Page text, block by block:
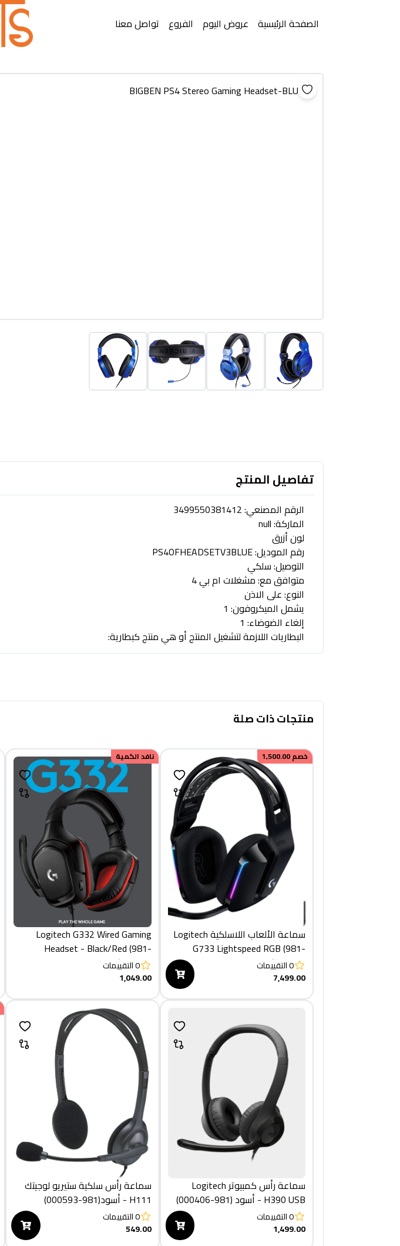
الصفحة الرئيسية عروض اليوم الفروع تواصل معنا
تفاصيل المنتج
الرقم المصنعي: 3499550381412
الماركة: null
لون أزرق
رقم الموديل: PS4OFHEADSETV3BLUE
التوصيل: سلكي
متوافق مع: مشغلات ام بي 4
النوع: على الاذن
يشمل الميكروفون: 1
إلغاء الضوضاء: 1
البطاريات اللازمة لتشغيل المنتج أو هي منتج كبطارية:
منتجات ذات صلة
خصم1,500.00
سماعة الألعاب اللاسلكية Logitech
G733 Lightspeed RGB (981-
000864)
0التقييمات
7,499.00
نافد الكمية
Logitech G332 Wired Gaming
Headset - Black/Red (981-
000757)
0التقييمات
1,049.00
سماعة رأس كمبيوتر Logitech
H390 USB - أسود (981-000406)
0التقييمات
1,499.00
سماعة رأس سلكية ستيريو لوجيتك
H111 - أسود(981-000593)
0التقييمات
549.00